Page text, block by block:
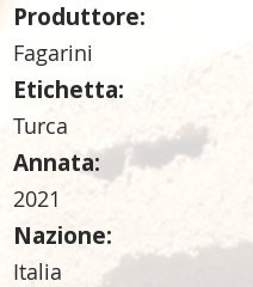
Produttore:
Fagarini
Etichetta:
Turca
Annata:
2021
Nazione:
Italia